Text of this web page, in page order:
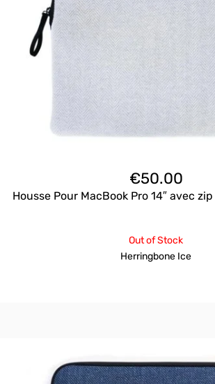
€50.00
Housse Pour MacBook Pro 14″ avec
Out of Stock
Herringbone Ice